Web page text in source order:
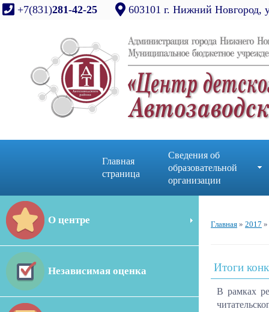
+7(831)281-42-25 603101 г. Нижний Новгород,
Главная
страница
Сведения об
образовательной
организации
О центре
Независимая оценка
Главная » 2017 »
Итоги
В рамках